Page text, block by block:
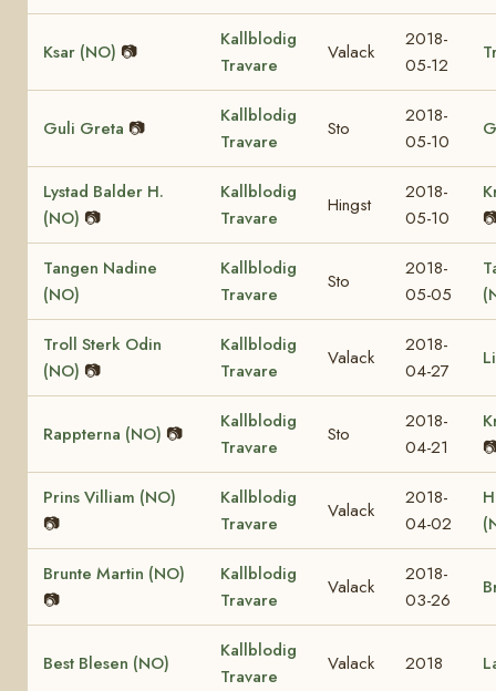
Ksar (NO) 📷
Kallblodig
Travare
Valack
2018-
05-12
Guli Greta 📷
Kallblodig
Travare
Sto
2018-
05-10
Lystad Balder H.
(NO) 📷
Kallblodig
Travare
Hingst
2018-
05-10
Tangen Nadine
(NO)
Kallblodig
Travare
Sto
2018-
05-05
Troll Sterk Odin
(NO) 📷
Kallblodig
Travare
Valack
2018-
04-27
Rappterna (NO) 📷
Kallblodig
Travare
Sto
2018-
04-21
Prins Villiam (NO)
📷
Kallblodig
Travare
Valack
2018-
04-02
Brunte Martin (NO)
📷
Kallblodig
Travare
Valack
2018-
03-26
Best Blesen (NO)
Kallblodig
Travare
Valack 2018